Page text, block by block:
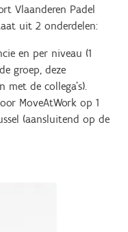
Vlaanderen Padel
uit 2 onderdelen:
en per niveau (1
groep, deze
met de collega's).
MoveAtWork op 1
(aansluitend op de